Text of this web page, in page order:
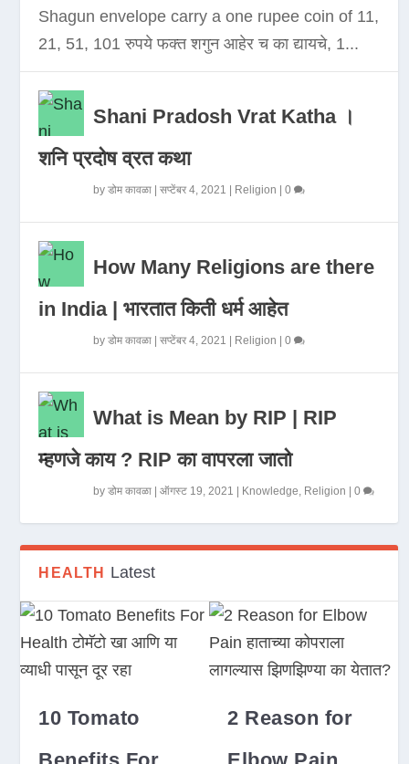
Shagun envelope carry a one rupee coin of 11,
21, 51, 101 रुपये फक्त शगुन आहेर च का द्यायचे, 1...
Shani Pradosh Vrat Katha ।
शनि प्रदोष व्रत कथा
byडोम कावळा |सप्टेंबर 4, 2021 Religion |0
How Many Religions are there
in India | भारतात किती धर्म आहेत
byडोम कावळा |सप्टेंबर 4, 2021 Religion |0
What is Mean by RIP | RIP
म्हणजे काय ? RIP का वापरला जातो
byडोम कावळा |ऑगस्ट 19, 2021 Knowledge, Religion |0
HEALTH Latest
10 Tomato
2 Reason for